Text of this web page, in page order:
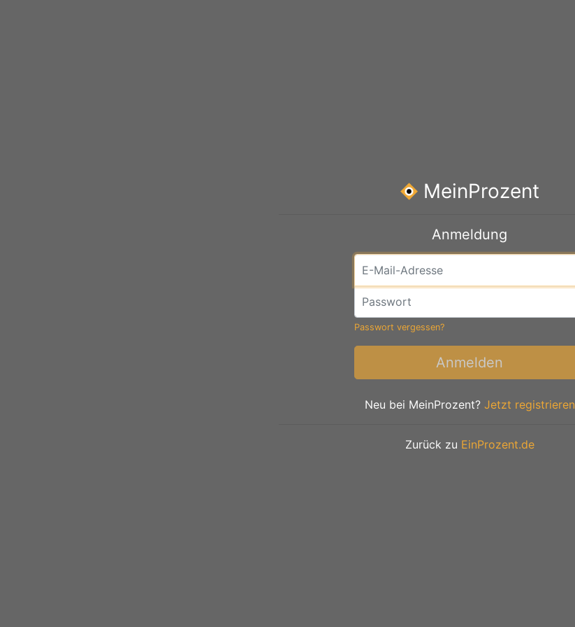
MeinProzent
Anmeldung
Passwort vergessen?
Anmelden
Neu bei MeinProzent? Jetzt registrieren
Zurück zu EinProzent.de